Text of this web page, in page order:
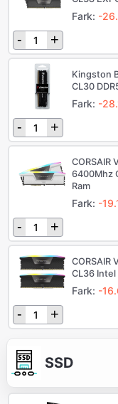
Fark: -
- +
Kingston
CL30
Fark: -
- +
CORSAIR
6400Mhz
Ram
Fark: -
- +
CORSAIR
CL36 Intel
Fark: -
- +
SSD